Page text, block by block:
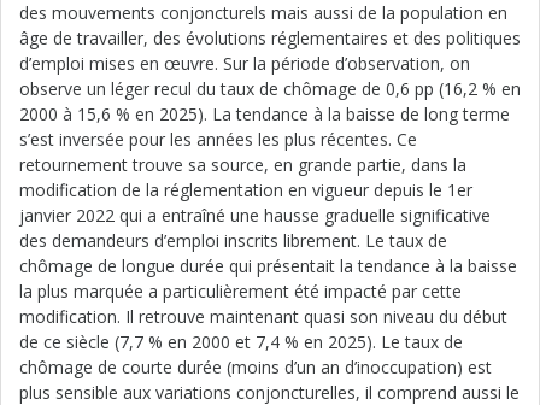
des mouvements conjoncturels mais aussi de la population en
âge de travailler, des évolutions réglementaires et des politiques
d’emploi mises en œuvre. Sur la période d’observation, on
observe un léger recul du taux de chômage de 0,6 pp (16,2 % en
2000 à 15,6 % en 2025). La tendance à la baisse de long terme
s’est inversée pour les années les plus récentes. Ce
retournement trouve sa source, en grande partie, dans la
modification de la réglementation en vigueur depuis le 1er
janvier 2022 qui a entraîné une hausse graduelle significative
des demandeurs d’emploi inscrits librement. Le taux de
chômage de longue durée qui présentait la tendance à la baisse
la plus marquée a particulièrement été impacté par cette
modification. Il retrouve maintenant quasi son niveau du début
de ce siècle (7,7 % en 2000 et 7,4 % en 2025). Le taux de
chômage de courte durée (moins d’un an d’inoccupation) est
plus sensible aux variations conjoncturelles, il comprend aussi le